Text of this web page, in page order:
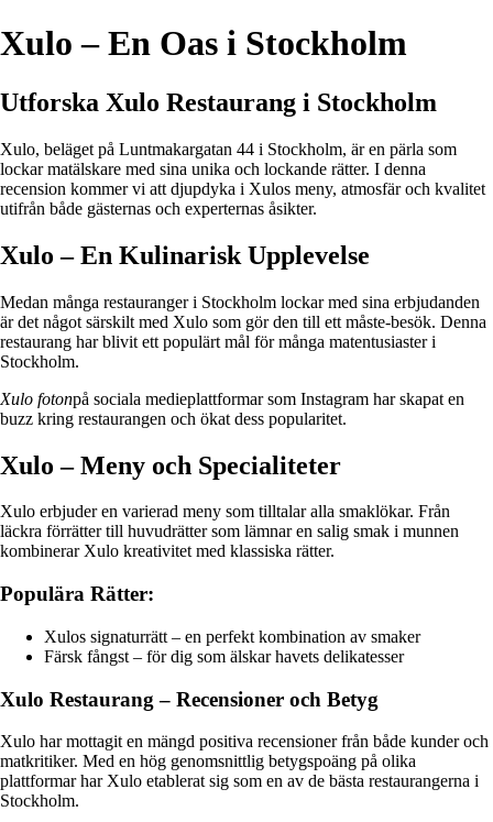
Xulo – En Oas i Stockholm
Utforska Xulo Restaurang i Stockholm
Xulo, beläget på Luntmakargatan 44 i Stockholm, är en pärla som
lockar matälskare med sina unika och lockande rätter. I denna
recension kommer vi att djupdyka i Xulos meny, atmosfär och kvalitet
utifrån både gästernas och experternas åsikter.
Xulo – En Kulinarisk Upplevelse
Medan många restauranger i Stockholm lockar med sina erbjudanden
är det något särskilt med Xulo som gör den till ett måste-besök. Denna
restaurang har blivit ett populärt mål för många matentusiaster i
Stockholm.
Xulo fotonpå sociala medieplattformar som Instagram har skapat en
buzz kring restaurangen och ökat dess popularitet.
Xulo – Meny och Specialiteter
Xulo erbjuder en varierad meny som tilltalar alla smaklökar. Från
läckra förrätter till huvudrätter som lämnar en salig smak i munnen
kombinerar Xulo kreativitet med klassiska rätter.
Populära Rätter:
Xulos signaturrätt – en perfekt kombination av smaker
Färsk fångst – för dig som älskar havets delikatesser
Xulo Restaurang – Recensioner och Betyg
Xulo har mottagit en mängd positiva recensioner från både kunder och
matkritiker. Med en hög genomsnittlig betygspoäng på olika
plattformar har Xulo etablerat sig som en av de bästa restaurangerna i
Stockholm.